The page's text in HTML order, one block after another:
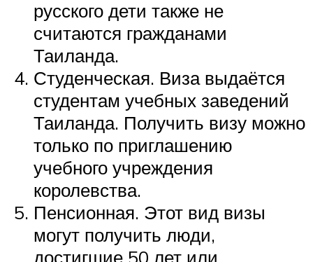
русского дети также не
считаются гражданами
Таиланда.
Студенческая. Виза выдаётся
студентам учебных заведений
Таиланда. Получить визу можно
только по приглашению
учебного учреждения
королевства.
Пенсионная. Этот вид визы
могут получить люди,
достигшие 50 лет или